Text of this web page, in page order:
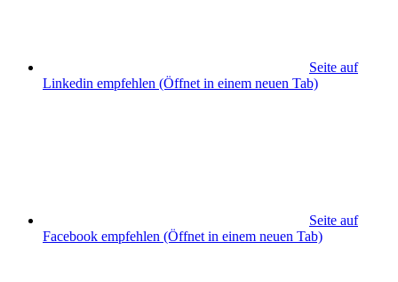
Seite auf
Linkedin empfehlen (Öffnet in einem neuen Tab)
Seite auf
Facebook empfehlen (Öffnet in einem neuen Tab)